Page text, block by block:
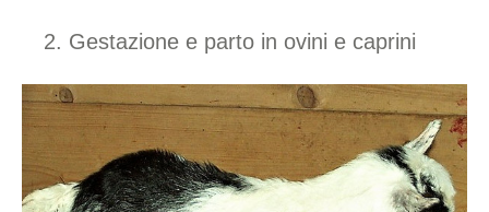
2. Gestazione e parto in ovini e caprini